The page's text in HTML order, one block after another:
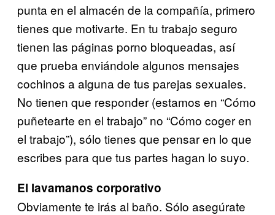
punta en el almacén de la compañía, primero
tienes que motivarte. En tu trabajo seguro
tienen las páginas porno bloqueadas, así
que prueba enviándole algunos mensajes
cochinos a alguna de tus parejas sexuales.
No tienen que responder (estamos en “Cómo
puñetearte en el trabajo” no “Cómo coger en
el trabajo”), sólo tienes que pensar en lo que
escribes para que tus partes hagan lo suyo.
El lavamanos corporativo
Obviamente te irás al baño. Sólo asegúrate